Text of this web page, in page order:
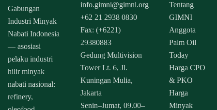
Gabungan
Industri Minyak
Nabati Indonesia
— asosiasi
pelaku industri
hilir minyak
nabati nasional:
refinery,
info.gimni@gimni.org
+62 21 2938 0830
Fax: (+6221)
29380883
Gedung Multivision
Tower Lt. 6, Jl.
Kuningan Mulia,
Jakarta
Senin–Jumat, 09.00–
Tentang
GIMNI
Anggota
Palm Oil
Today
Harga CPO
& PKO
Harga
Minyak